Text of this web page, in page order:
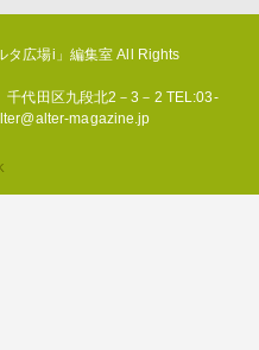
タ広場i」編集室 All Rights
代田区九段北2－3－2 TEL:03-
magazine.jp